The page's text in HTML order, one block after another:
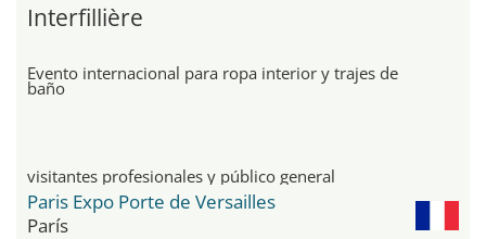
Interfillière
Evento internacional para ropa interior y trajes de
baño
visitantes profesionales y público general
Paris Expo Porte de Versailles
París